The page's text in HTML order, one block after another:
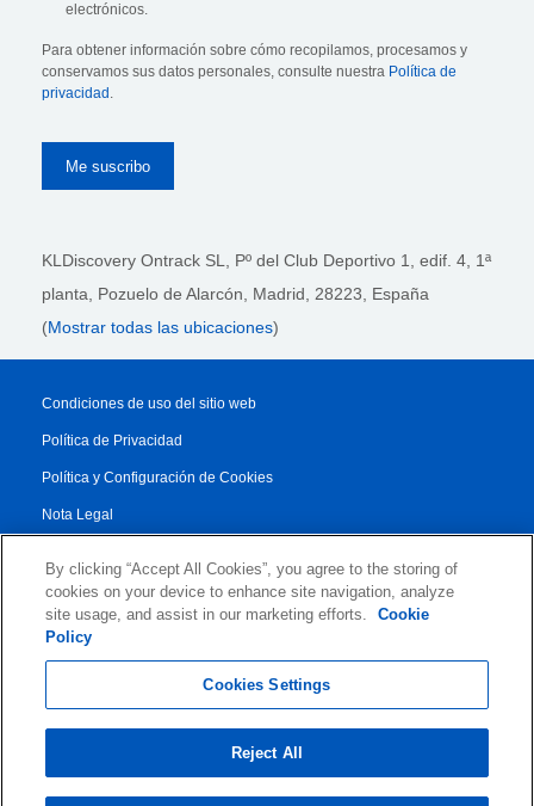
electrónicos.
Para obtener información sobre cómo recopilamos, procesamos y
conservamos sus datos personales, consulte nuestra Política de
privacidad .
KLDiscovery Ontrack SL, Pº del Club Deportivo 1, edif. 4, 1ª
planta, Pozuelo de Alarcón, Madrid, 28223 , España
(Mostrar todas las ubicaciones)
Condiciones de uso del sitio web
Política de Privacidad
Política y Configuración de Cookies
Nota Legal
Condiciones Generales
Authorised Partner Agreement
By clicking “Accept All Cookies”, you agree to the storing of
cookies on your device to enhance site navigation, analyze
site usage, and assist in our marketing efforts.
Cookie
Policy
Cookies Settings
Reject All